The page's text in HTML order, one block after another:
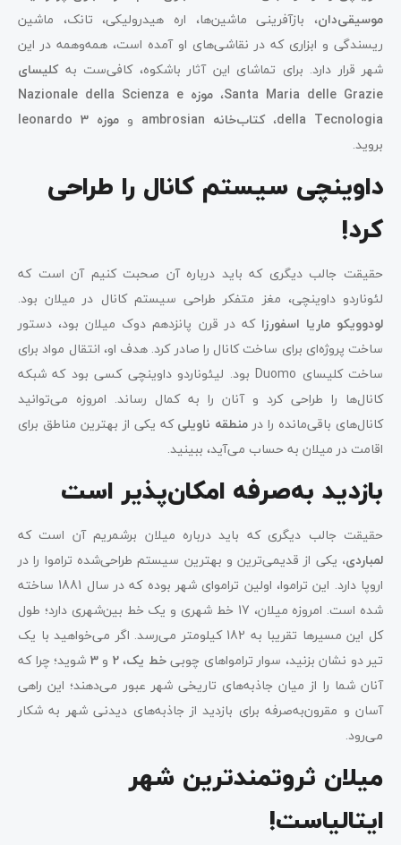
موسیقی‌دان، بازآفرینی‌ ماشین‌ها، اره هیدرولیکی، تانک، ماشین
ریسندگی و ابزاری که در نقاشی‌های او آمده است، همه‌وهمه در این
شهر قرار دارد. برای تماشای این آثار باشکوه، کافی‌ست بهکلیسای
Santa Maria delle Grazie،
موزه Nazionale della Scienza e
della Tecnologia،کتاب‌خانه ambrosian و موزه leonardo 3
بروید.
داوینچی سیستم کانال را طراحی
کرد!
حقیقت جالب دیگری که باید درباره آن صحبت کنیم آن است که
لئوناردو داوینچی، مغز متفکر طراحی سیستم کانال در میلان بود.
لودوویکو ماریا اسفورزا که در قرن پانزدهم دوک میلان بود، دستور
ساخت پروژه‌ای برای ساخت کانال را صادر کرد. هدف او، انتقال مواد برای
ساخت کلیسای Duomo بود. لیئوناردو داوینچی کسی بود که شبکه
کانال‌ها را طراحی کرد و آنان را به کمال رساند. امروزه می‌توانید
کانال‌های باقی‌مانده را در منطقه ناویلیکه یکی از بهترین مناطق برای
اقامت در میلان به حساب می‌آید، ببینید.
بازدید به‌صرفه امکان‌پذیر است
حقیقت جالب دیگری که باید درباره میلان برشمریم آن است که
لمباردی، یکی از قدیمی‌ترین و بهترین سیستم طراحی‌شده تراموا را در
اروپا دارد. این تراموا، اولین تراموای شهر بوده که در سال 1881 ساخته
شده است. امروزه میلان، 17 خط شهری و یک خط بین‌شهری‌ دارد؛ طول
کل این مسیرها تقریبا به 182 کیلومتر می‌رسد. اگر می‌خواهید با یک
تیر دو نشان بزنید، سوار ترامواهای چوبیخط یک،2 و3 شوید؛ چرا که
آنان شما را از میان جاذبه‌های تاریخی شهر عبور می‌دهند؛ این راهی
آسان و مقرون‌به‌صرفه برای بازدید از جاذبه‌های دیدنی شهر به شکار
می‌رود.
میلان ثروتمندترین شهر
ایتالیاست!